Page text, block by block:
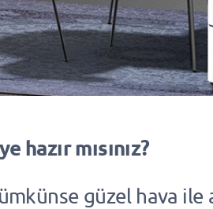
hazır mısınız?
güzel hava ile